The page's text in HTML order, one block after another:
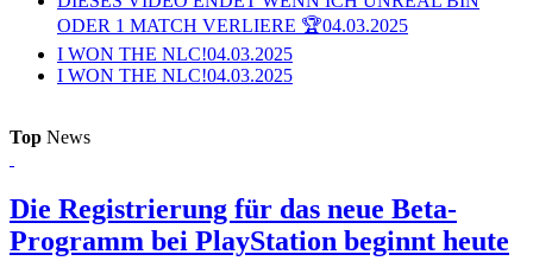
ODER 1 MATCH VERLIERE 🏆04.03.2025
I WON THE NLC!04.03.2025
I WON THE NLC!04.03.2025
Top News
Die Registrierung für das neue Beta-
Programm bei PlayStation beginnt heute